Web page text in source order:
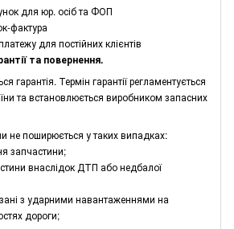
для юр. осіб та ФОП
фактура
для постійних клієнтів
та повернення.
гарантія. Термін гарантії регламентується
та встановлюється виробником запасних
не поширюється у таких випадках:
запчастини;
внаслідок ДТП або недбалої
з ударними навантаженнями на
дороги;